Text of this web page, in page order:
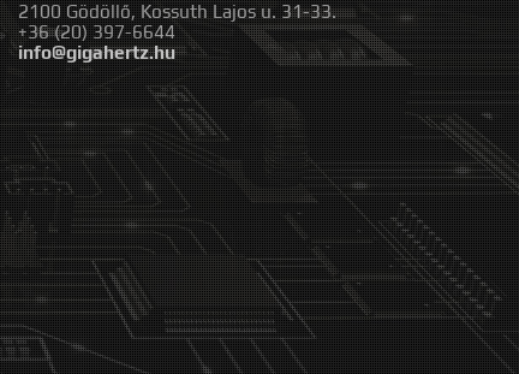
2100 Gödöllő, Kossuth Lajos u. 31-33.
+36 (20) 397-6644
info@gigahertz.hu